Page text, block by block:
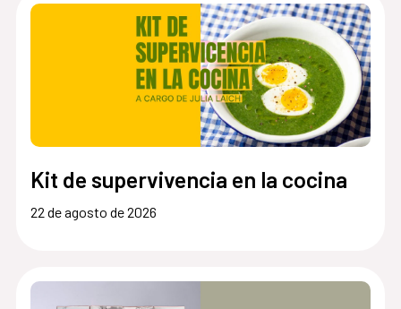
Kit de supervivencia en la cocina
22 de agosto de 2026